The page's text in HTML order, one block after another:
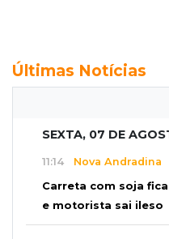
Últimas Notícias
SEXTA, 07 DE
11:14 Nova Andradina
Carreta com soja
e motorista sai ileso